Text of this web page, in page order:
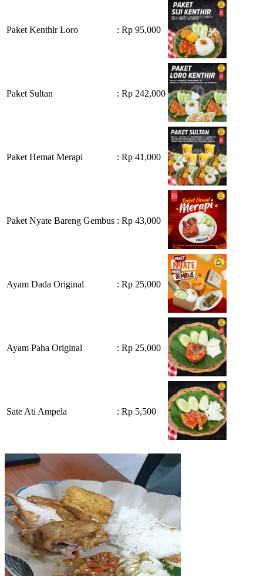
Paket Kenthir Loro : Rp 95,000
Paket Sultan : Rp 242,000
Paket Hemat Merapi : Rp 41,000
Paket Nyate Bareng Gembus : Rp 43,000
Ayam Dada Original : Rp 25,000
Ayam Paha Original : Rp 25,000
Sate Ati Ampela : Rp 5,500